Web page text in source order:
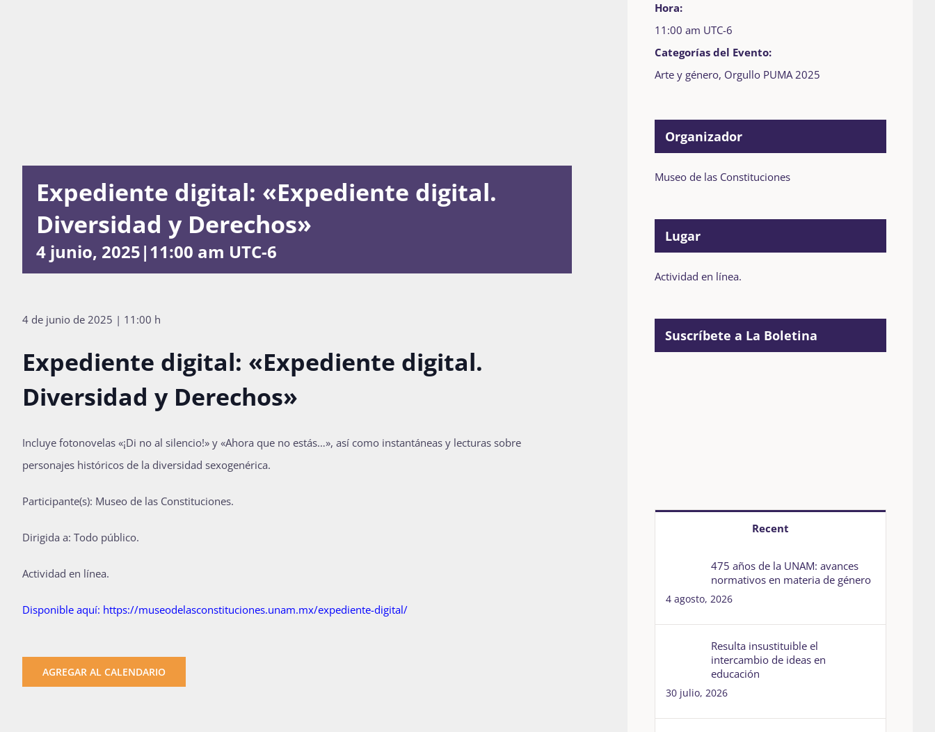
Expediente digital: «Expediente digital.
Diversidad y Derechos»
4 junio, 2025|11:00 am UTC-6
4 de junio de 2025 | 11:00 h
Expediente digital: «Expediente digital.
Diversidad y Derechos»
Incluye fotonovelas «¡Di no al silencio!» y «Ahora que no estás…», así como instantáneas y lecturas sobre
personajes históricos de la diversidad sexogenérica.
Participante(s): Museo de las Constituciones.
Dirigida a: Todo público.
Actividad en línea.
Disponible aquí: https://museodelasconstituciones.unam.mx/expediente-digital/
AGREGAR AL CALENDARIO
Hora:
11:00 am UTC-6
Categorías del Evento:
Arte y género, Orgullo PUMA 2025
Organizador
Museo de las Constituciones
Lugar
Actividad en línea.
Suscríbete a La Boletina
Recent
475 años de la UNAM: avances
normativos en materia de género
4 agosto, 2026
Resulta insustituible el
intercambio de ideas en
educación
30 julio, 2026